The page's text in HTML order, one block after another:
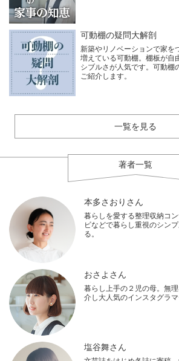
可動棚の疑問大解剖
新築やリノベーションで家を
増えている可動棚。棚板が自
シブルさが人気です。可動棚
ご紹介します。
一覧を見る
著者一覧
本多さおりさん
暮らしを愛する整理収納コ
ビなどで暮らし重視のシン
る。
おさよさん
暮らし上手の２児の母。無
介し大人気のインスタグラマ
塩谷舞さん